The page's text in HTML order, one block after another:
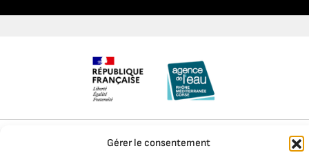
Gérer le consentement
Mentions légales Politique de confidentialité